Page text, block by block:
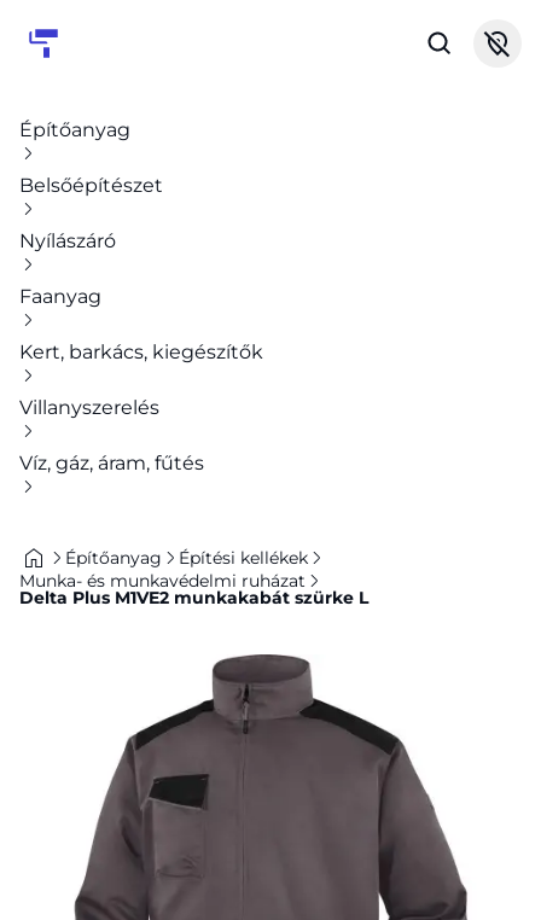
Építőanyag
Belsőépítészet
Nyílászáró
Faanyag
Kert, barkács, kiegészítők
Villanyszerelés
Víz, gáz, áram, fűtés
Építőanyag
Építési kellékek
Munka- és munkavédelmi ruházat
Delta Plus M1VE2 munkakabát szürke L